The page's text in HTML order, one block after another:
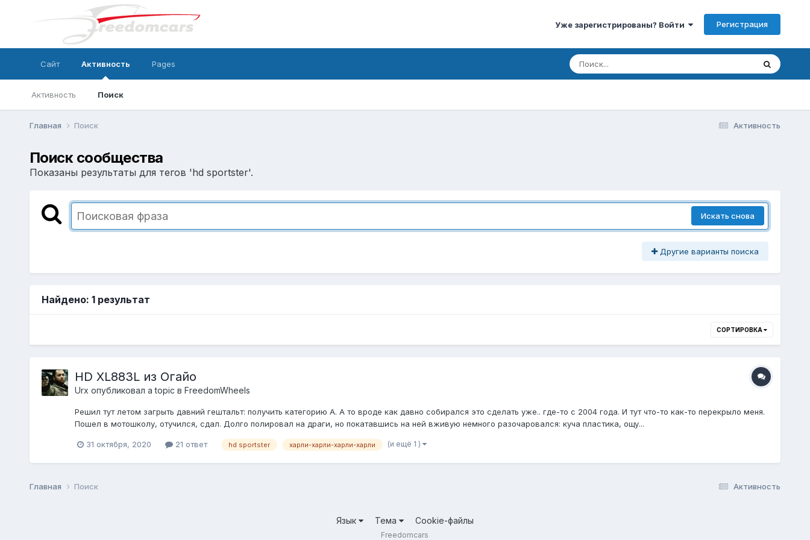
Уже зарегистрированы? Войти Регистрация
Сайт Активность
Активность Поиск
Pages
Активность
Главная Поиск
Поиск сообщества
Показаны результаты для тегов 'hd sportster'.
Искать снова
Другие варианты поиска
Найдено: 1 результат
СОРТИРОВКА
HD XL883L из Огайо
Urx опубликовал a topic в FreedomWheels
Решил тут летом загрыть давний гештальт: получить категорию А. А то вроде как давно собирался это сделать уже.. где-то с 2004 года. И тут что-то как-то перекрыло меня.
Пошел в мотошколу, отучился, сдал. Долго полировал на драги, но покатавшись на ней вживую немного разочаровался: куча пластика, ощу...
31 октября, 2020 21 ответ hd sportster харли-харли-харли-харли (и ещё 1 )
Активность
Главная Поиск
Язык Тема Cookie-файлы
Freedomcars